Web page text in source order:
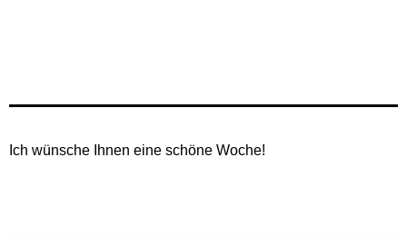
Ich wünsche Ihnen eine schöne Woche!